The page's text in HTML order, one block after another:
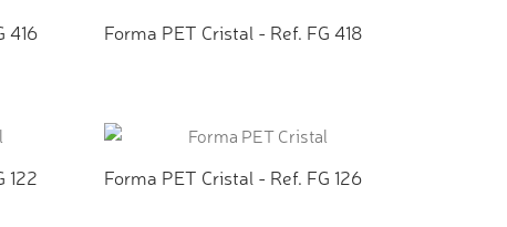
416 Forma PET Cristal - Ref. FG 418
122 Forma PET Cristal - Ref. FG 126